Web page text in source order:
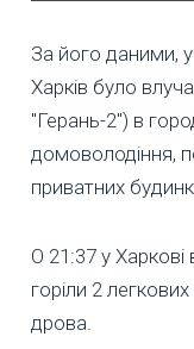
За його даними,
Харків було
"Герань-2") в
домоволодіння,
приватних
О 21:37 у
горіли 2
дрова.